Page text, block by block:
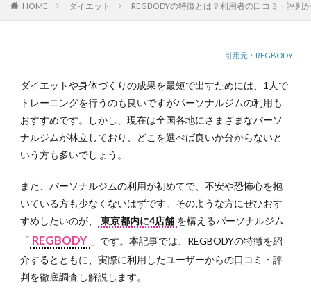
HOME ダイエット REGBODYの特徴とは？利用者の口コミ・評判
REGBODY
ダイエットや身体づくりの成果を最短で出すためには、1人で
トレーニングを行うのも良いですがパーソナルジムの利用も
おすすめです。しかし、現在は全国各地にさまざまなパーソ
ナルジムが林立しており、どこを選べば良いか分からないと
いう方も多いでしょう。
また、パーソナルジムの利用が初めてで、不安や恐怖心を抱
いている方も少なくないはずです。そのような方にぜひおす
すめしたいのが、
東京都内に4店舗 を構えるパーソナルジム
「 REGBODY 」です。本記事では、REGBODYの特徴を紹
介するとともに、実際に利用したユーザーからの口コミ・評
判を徹底調査し解説します。